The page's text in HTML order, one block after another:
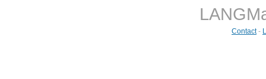
Contact-